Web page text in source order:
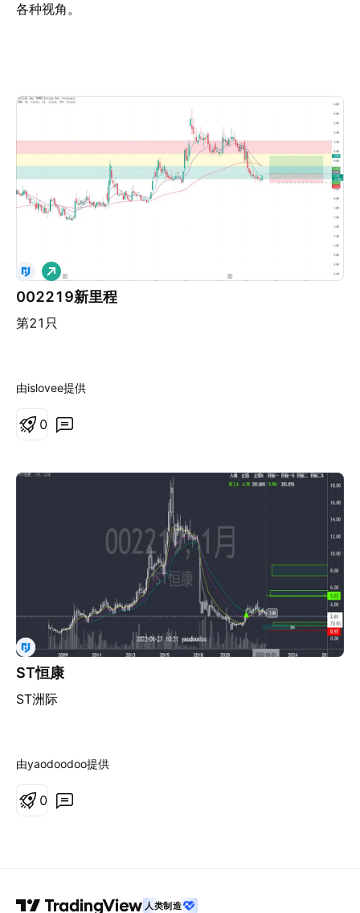
各种视角。
002219新里程
第21只
做
多
由islovee提供
0
ST恒康
ST洲际
由yaodoodoo提供
0
人类制造